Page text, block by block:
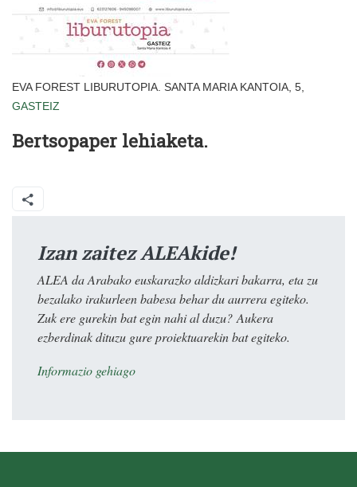
EVA FOREST LIBURUTOPIA. SANTA MARIA KANTOIA, 5,
GASTEIZ
Bertsopaper lehiaketa.
Izan zaitez ALEAkide!
ALEA da Arabako euskarazko aldizkari bakarra, eta zu
bezalako irakurleen babesa behar du aurrera egiteko.
Zuk ere gurekin bat egin nahi al duzu? Aukera
ezberdinak dituzu gure proiektuarekin bat egiteko.
Informazio gehiago